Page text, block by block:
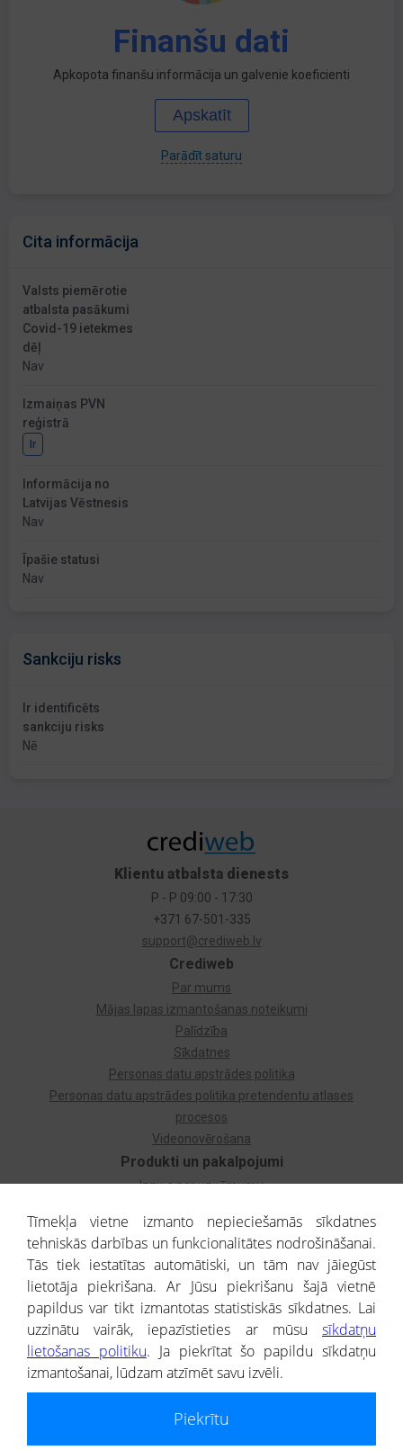
Finanšu dati
Apkopota finanšu informācija un galvenie koeficienti
Apskatīt
Parādīt saturu
Cita informācija
Valsts piemērotie
atbalsta pasākumi
Covid-19 ietekmes
dēļ
Nav
Izmaiņas PVN
reģistrā
Ir
Informācija no
Latvijas Vēstnesis
Nav
Īpašie statusi
Nav
Sankciju risks
Ir identificēts
sankciju risks
Nē
Produkti un pakalpojumi
Izziņa par uzņēmumu
Dzimtas koks
Uzņēmumu atlase
Monitorings
Kredītizziņa par ārvalstu uzņēmumiem
Crediweb
Par mums
Mājas lapas izmantošanas noteikumi
Palīdzība
Sīkdatnes
Personas datu apstrādes politika
Personas datu apstrādes politika pretendentu atlases
procesos
Videonovērošana
Klientu atbalsta dienests
P - P 09:00 - 17:30
+371 67-501-335
support@crediweb.lv
® CREDITREFORM Latvija
SIA
Portāla ietvaros saņemtajai informācijai ir uzziņas raksturs, un tai nav
Tīmekļa vietne izmanto nepieciešamās sīkdatnes
tehniskās darbības un funkcionalitātes nodrošināšanai.
Tās tiek iestatītas automātiski, un tām nav jāiegūst
lietotāja piekrišana. Ar Jūsu piekrišanu šajā vietnē
papildus var tikt izmantotas statistiskās sīkdatnes. Lai
uzzinātu vairāk, iepazīstieties ar mūsu sīkdatņu
lietošanas politiku. Ja piekrītat šo papildu sīkdatņu
izmantošanai, lūdzam atzīmēt savu izvēli.
Piekrītu